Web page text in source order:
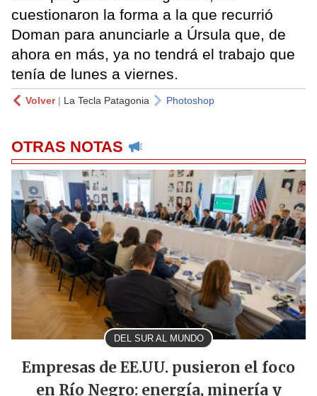
cuestionaron la forma a la que recurrió
Doman para anunciarle a Úrsula que, de
ahora en más, ya no tendrá el trabajo que
tenía de lunes a viernes.
Volver| La Tecla Patagonia Photoshop
OTRAS NOTAS
DEL SUR AL MUNDO
Empresas de EE.UU. pusieron el foco
en Río Negro: energía, minería y